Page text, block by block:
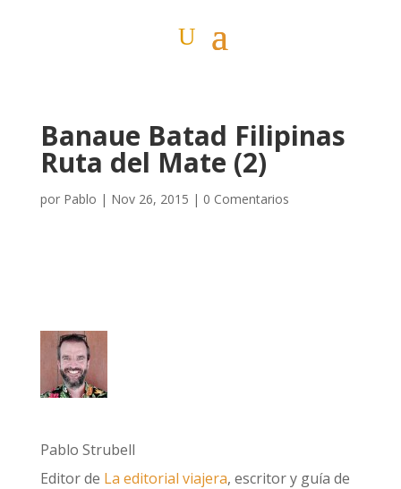
Banaue Batad Filipinas
Ruta del Mate (2)
por Pablo | Nov 26, 2015 | 0 Comentarios
Pablo Strubell
Editor de La editorial viajera, escritor y guía de